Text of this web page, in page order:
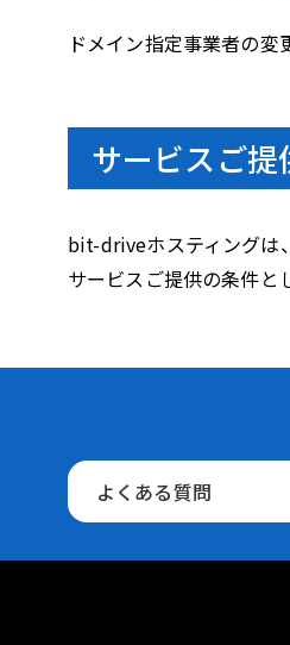
ドメイン指定事業者の変
サービスご提
bit-driveホスティングは
サービスご提供の条件と
よくある質問